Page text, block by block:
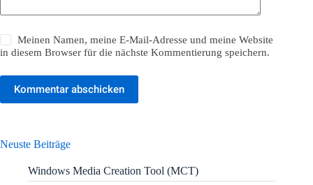
Meinen Namen, meine E-Mail-Adresse und meine Website
in diesem Browser für die nächste Kommentierung speichern.
Kommentar abschicken
Neuste Beiträge
Windows Media Creation Tool (MCT)